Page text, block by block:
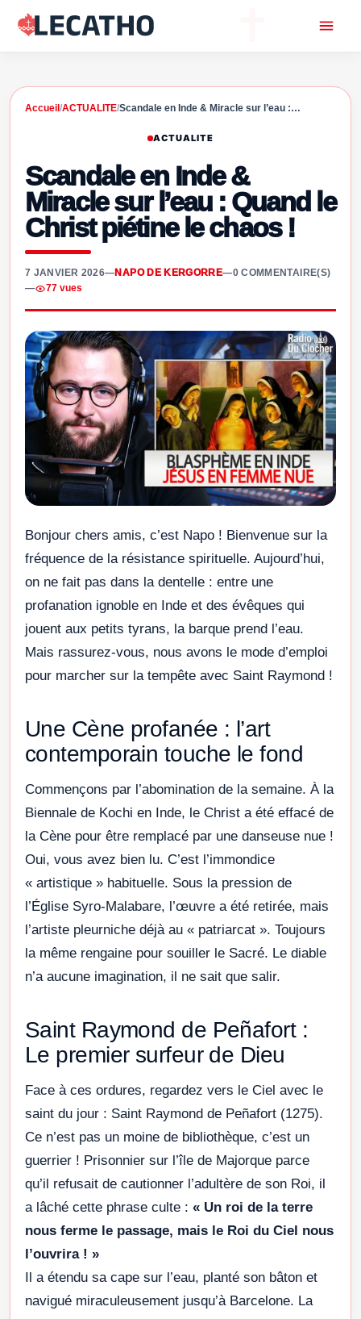
Accueil /ACTUALITE/Scandale en Inde & Miracle sur l’eau :…
ACTUALITE
Scandale en Inde &
Miracle sur l’eau : Quand le
Christ piétine le chaos !
7 JANVIER 2026—NAPO DE KERGORRE—0 COMMENTAIRE(S)
—
77 vues
Bonjour chers amis, c’est Napo ! Bienvenue sur la
fréquence de la résistance spirituelle. Aujourd’hui,
on ne fait pas dans la dentelle : entre une
profanation ignoble en Inde et des évêques qui
jouent aux petits tyrans, la barque prend l’eau.
Mais rassurez-vous, nous avons le mode d’emploi
pour marcher sur la tempête avec Saint Raymond !
Une Cène profanée : l’art
contemporain touche le fond
Commençons par l’abomination de la semaine. À la
Biennale de Kochi en Inde, le Christ a été effacé de
la Cène pour être remplacé par une danseuse nue !
Oui, vous avez bien lu. C’est l’immondice
« artistique » habituelle. Sous la pression de
l’Église Syro-Malabare, l’œuvre a été retirée, mais
l’artiste pleurniche déjà au « patriarcat ». Toujours
la même rengaine pour souiller le Sacré. Le diable
n’a aucune imagination, il ne sait que salir.
Saint Raymond de Peñafort :
Le premier surfeur de Dieu
Face à ces ordures, regardez vers le Ciel avec le
saint du jour : Saint Raymond de Peñafort (1275).
Ce n’est pas un moine de bibliothèque, c’est un
guerrier ! Prisonnier sur l’île de Majorque parce
qu’il refusait de cautionner l’adultère de son Roi, il
a lâché cette phrase culte : « Un roi de la terre
nous ferme le passage, mais le Roi du Ciel nous
l’ouvrira ! »
Il a étendu sa cape sur l’eau, planté son bâton et
navigué miraculeusement jusqu’à Barcelone. La